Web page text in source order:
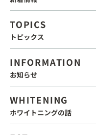
TOPICS
トピックス
INFORMATION
お知らせ
WHITENING
ホワイトニングの話